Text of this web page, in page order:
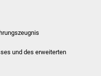
Familientreff
und des erweiterten